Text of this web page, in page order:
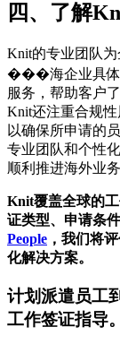
四、了解
Knit的专业团队
���海企业具体
服务，帮助客户
Knit还注重合规
以确保所申请的
专业团队和个性
顺利推进海外业务
Knit覆盖全球的
证类型、申请条
People ，我们将
化解决方案。
计划派遣员工
工作签证指导。